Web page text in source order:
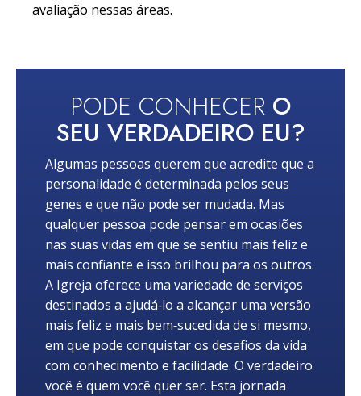
avaliação nessas áreas.
PODE CONHECER O
SEU VERDADEIRO EU?
Algumas pessoas querem que acredite que a
personalidade é determinada pelos seus
genes e que não pode ser mudada. Mas
qualquer pessoa pode pensar em ocasiões
nas suas vidas em que se sentiu mais feliz e
mais confiante e isso brilhou para os outros.
A Igreja oferece uma variedade de serviços
destinados a ajudá‑lo a alcançar uma versão
mais feliz e mais bem‑sucedida de si mesmo,
em que pode conquistar os desafios da vida
com conhecimento e facilidade. O verdadeiro
você é quem você quer ser. Esta jornada